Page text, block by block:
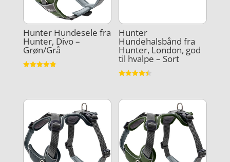
Hunter Hundesele fra
Hunter, Divo –
Grøn/Grå
Hunter
Hundehalsbånd fra
Hunter, London, god
til hvalpe – Sort